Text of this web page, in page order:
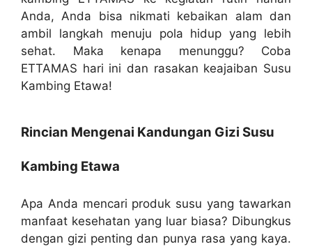
Anda, Anda bisa nikmati kebaikan alam dan
ambil langkah menuju pola hidup yang lebih
sehat. Maka kenapa menunggu? Coba
ETTAMAS hari ini dan rasakan keajaiban Susu
Kambing Etawa!
Rincian Mengenai Kandungan Gizi Susu
Kambing Etawa
Apa Anda mencari produk susu yang tawarkan
manfaat kesehatan yang luar biasa? Dibungkus
dengan gizi penting dan punya rasa yang kaya.